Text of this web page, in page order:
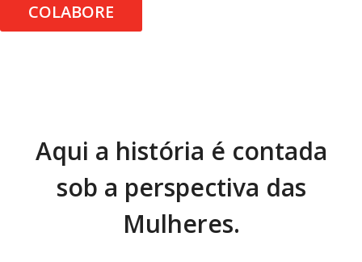
COLABORE
Aqui a história é contada
sob a perspectiva das
Mulheres.